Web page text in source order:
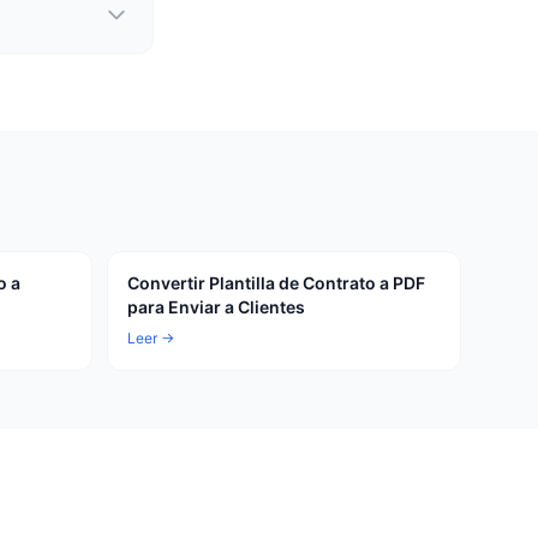
a
Convertir Plantilla de Contrato a PDF
para Enviar a Clientes
Leer →